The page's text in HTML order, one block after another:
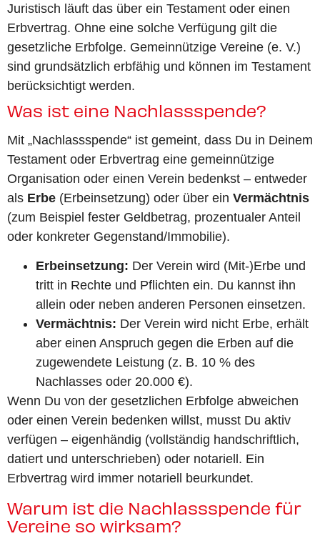
Juristisch läuft das über ein Testament oder einen
Erbvertrag. Ohne eine solche Verfügung gilt die
gesetzliche Erbfolge. Gemeinnützige Vereine (e. V.)
sind grundsätzlich erbfähig und können im Testament
berücksichtigt werden.
Was ist eine Nachlassspende?
Mit „Nachlassspende“ ist gemeint, dass Du in Deinem
Testament oder Erbvertrag eine gemeinnützige
Organisation oder einen Verein bedenkst – entweder
als Erbe (Erbeinsetzung) oder über ein Vermächtnis
(zum Beispiel fester Geldbetrag, prozentualer Anteil
oder konkreter Gegenstand/Immobilie).
Erbeinsetzung: Der Verein wird (Mit-)Erbe und
tritt in Rechte und Pflichten ein. Du kannst ihn
allein oder neben anderen Personen einsetzen.
Vermächtnis: Der Verein wird nicht Erbe, erhält
aber einen Anspruch gegen die Erben auf die
zugewendete Leistung (z. B. 10 % des
Nachlasses oder 20.000 €).
Wenn Du von der gesetzlichen Erbfolge abweichen
oder einen Verein bedenken willst, musst Du aktiv
verfügen – eigenhändig (vollständig handschriftlich,
datiert und unterschrieben) oder notariell. Ein
Erbvertrag wird immer notariell beurkundet.
Warum ist die Nachlassspende für
Vereine so wirksam?